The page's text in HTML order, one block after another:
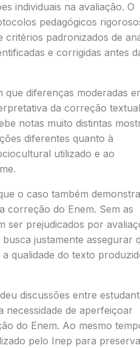
individuais na avaliação. O
pedagógicos
padronizados de
e corrigidas antes
que diferenças moderadas
da correção
notas muito distintas
diferentes quanto à
utilizado e ao
o caso também
correção do Enem. Sem as
ser prejudicados por
justamente assegurar
qualidade do texto
discussões entre
necessidade de aperfeiçoar
do Enem. Ao mesmo
pelo Inep para